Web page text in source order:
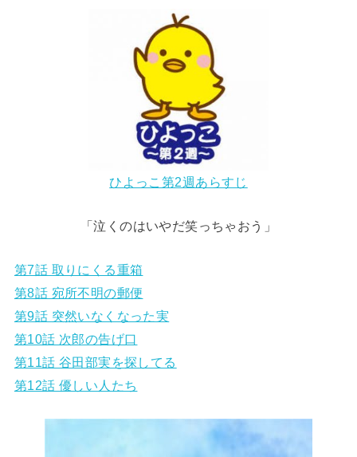
ひよっこ第2週あらすじ
「泣くのはいやだ笑っちゃおう」
第7話 取りにくる重箱
第8話 宛所不明の郵便
第9話 突然いなくなった実
第10話 次郎の告げ口
第11話 谷田部実を探してる
第12話 優しい人たち